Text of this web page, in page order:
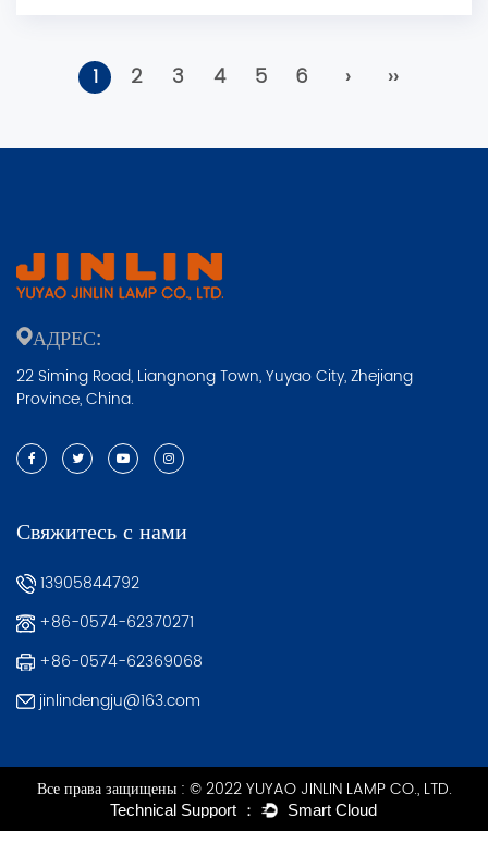
1 2 3 4 5 6 › ››
АДРЕС:
22 Siming Road, Liangnong Town, Yuyao City, Zhejiang
Province, China.
Свяжитесь с нами
13905844792
+86-0574-62370271
+86-0574-62369068
jinlindengju@163.com
Все права защищены : © 2022 YUYAO JINLIN LAMP CO., LTD.